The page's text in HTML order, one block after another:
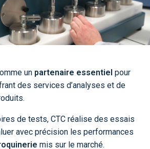
un partenaire essentiel pour
des services d’analyses et de
de tests, CTC réalise des essais
avec précision les performances
mis sur le marché.